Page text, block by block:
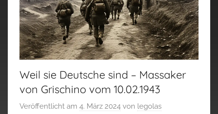
Weil sie Deutsche sind – Massaker
von Grischino vom 10.02.1943
Veröffentlicht am 4. März 2024 von legolas